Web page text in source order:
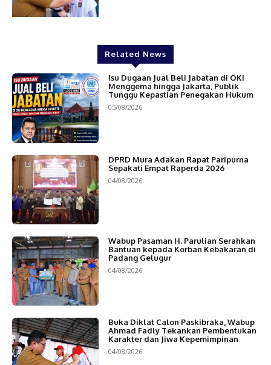
Related News
Isu Dugaan Jual Beli Jabatan di OKI
Menggema hingga Jakarta, Publik
Tunggu Kepastian Penegakan Hukum
05/08/2026
DPRD Mura Adakan Rapat Paripurna
Sepakati Empat Raperda 2026
04/08/2026
Wabup Pasaman H. Parulian Serahkan
Bantuan kepada Korban Kebakaran di
Padang Gelugur
04/08/2026
Buka Diklat Calon Paskibraka, Wabup
Ahmad Fadly Tekankan Pembentukan
Karakter dan Jiwa Kepemimpinan
04/08/2026